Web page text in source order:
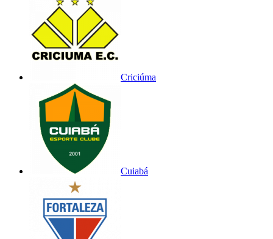
Criciúma
Cuiabá